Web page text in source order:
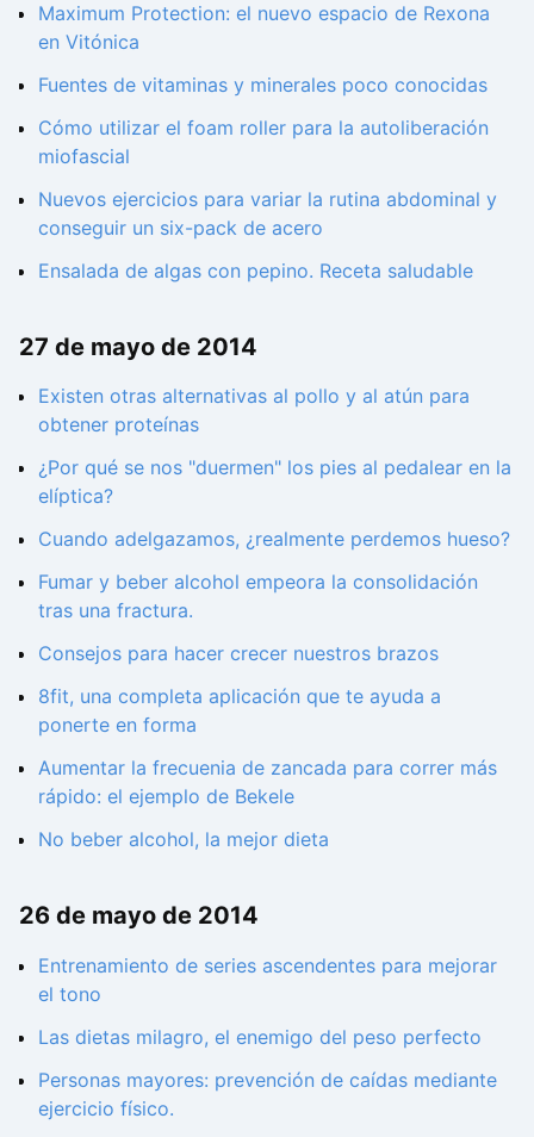
Maximum Protection: el nuevo espacio de Rexona
en Vitónica
Fuentes de vitaminas y minerales poco conocidas
Cómo utilizar el foam roller para la autoliberación
miofascial
Nuevos ejercicios para variar la rutina abdominal y
conseguir un six-pack de acero
Ensalada de algas con pepino. Receta saludable
27 de mayo de 2014
Existen otras alternativas al pollo y al atún para
obtener proteínas
¿Por qué se nos "duermen" los pies al pedalear en la
elíptica?
Cuando adelgazamos, ¿realmente perdemos hueso?
Fumar y beber alcohol empeora la consolidación
tras una fractura.
Consejos para hacer crecer nuestros brazos
8fit, una completa aplicación que te ayuda a
ponerte en forma
Aumentar la frecuenia de zancada para correr más
rápido: el ejemplo de Bekele
No beber alcohol, la mejor dieta
26 de mayo de 2014
Entrenamiento de series ascendentes para mejorar
el tono
Las dietas milagro, el enemigo del peso perfecto
Personas mayores: prevención de caídas mediante
ejercicio físico.